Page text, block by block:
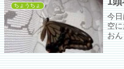
か
ちょうちょ
今
空
お